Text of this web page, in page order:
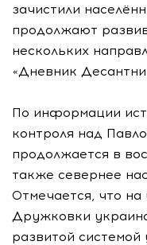
зачистили
продолжают
нескольких
«Дневник
По информации
контроля над
продолжается в
также севернее
Отмечается, что на
Дружковки
развитой